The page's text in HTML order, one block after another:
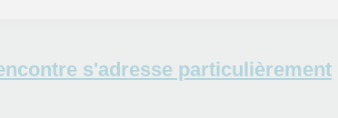
s'adresse particulièrement